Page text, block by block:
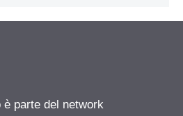
parte del network